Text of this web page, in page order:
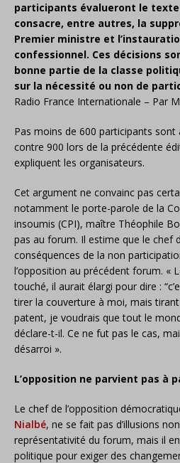
participants évalueront le
consacre, entre autres, la
Premier ministre et
confessionnel. Ces décisions
bonne partie de la classe
sur la nécessité ou non de
Radio France Internationale – Par
Pas moins de 600 participants
contre 900 lors de la précédente
expliquent les organisateurs.
Cet argument ne convainc pas
notamment le porte-parole de la
insoumis (CPI), maître Théophile
pas au forum. Il estime que le chef
conséquences de la non
l’opposition au précédent forum. «
touché, il aurait élargi pour dire :
tirer la couverture à moi, mais
patent, je voudrais que tout le
déclare-t-il. Ce ne fut pas le cas,
désarroi ».
L’opposition ne parvient pas à
Le chef de l’opposition
Nialbé, ne se fait pas d’illusions
représentativité du forum, mais il
politique pour exiger des